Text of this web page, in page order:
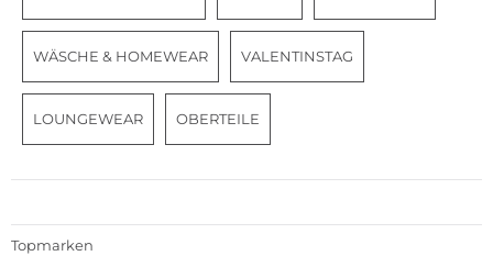
WÄSCHE & HOMEWEAR VALENTINSTAG
LOUNGEWEAR OBERTEILE
Topmarken